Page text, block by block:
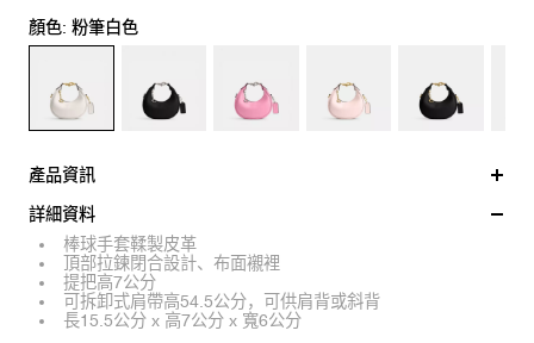
顏色: 粉筆白色
產品資訊
詳細資料
棒球手套鞣製皮革
頂部拉鍊閉合設計、布面襯裡
提把高7公分
可拆卸式肩帶高54.5公分，可供肩背或斜背
長15.5公分 x 高7公分 x 寬6公分